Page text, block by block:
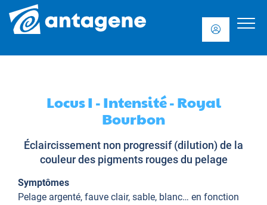
Locus I - Intensité - Royal
Bourbon
Éclaircissement non progressif (dilution) de la
couleur des pigments rouges du pelage
Symptômes
Pelage argenté, fauve clair, sable, blanc… en fonction